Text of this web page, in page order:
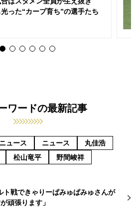
った“カープ育ち”の選手たち
ワードの最新記事
ニュース ニュース
丸佳浩
松山竜平 野間峻祥
ト戦できゃりーぱみゅぱみゅさんが
頑張ります」